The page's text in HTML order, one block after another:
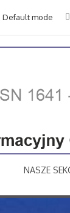
Default mode
NASZE